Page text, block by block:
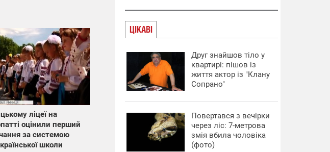
ліцеї на
оцінили перший
за системою
школи
ЦІКАВІ
Друг знайшов тіло у
квартирі: пішов із
життя актор із "Клану
Сопрано"
Повертався з вечірки
через ліс: 7-метрова
змія вбила чоловіка
(фото)